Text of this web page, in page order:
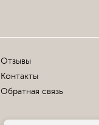
Отзывы
Контакты
Обратная связь